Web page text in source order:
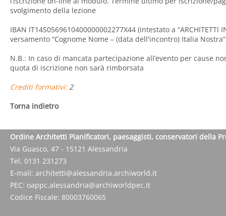
svolgimento della lezione
IBAN IT14S0569610400000002277X44 (intestato a “ARCHITETTI
versamento “Cognome Nome – (data dell'incontro) Italia Nostra”
N.B.: In caso di mancata partecipazione all’evento per cause
quota di iscrizione non sarà rimborsata
Crediti formativi:2
Torna indietro
Ordine Architetti Pianificatori, paesaggisti, conservatori della
Via Guasco, 47 - 15121 Alessandria
Tel. 0131 231273
E-mail: architetti@alessandria.archiworld.it
PEC: oappc.alessandria@archiworldpec.it
Codice Fiscale: 80003760065